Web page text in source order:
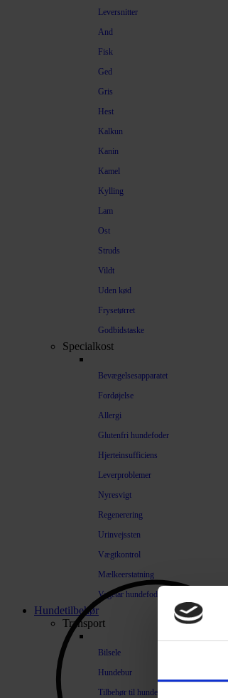
Leversnitter
And
Fisk
Ged
Gris
Hest
Kalkun
Kanin
Kamel
Kylling
Lam
Ost
Struds
Vildt
Uden kød
Frysetørret
Godbidstaske
Specialkost
Bevægelsesapparatet
Fordøjelse
Allergi
Glutenfri hundefoder
Hjerteinsufficiens
Leverproblemer
Nyresvigt
Regenerering
Urinvejssten
Vægtkontrol
Mælkeerstatning
Vegetar hundefoder
Hundetilbehør
Transport
Bilsele
Hundebur
Tilbehør til hundebure